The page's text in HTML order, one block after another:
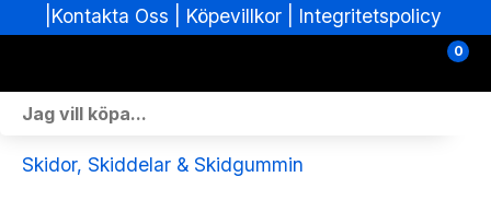
Köpevillkor| Integritetspolicy
0
Skoterdelar & Tillbehör
Skidor, Skiddelar & Skidgummin